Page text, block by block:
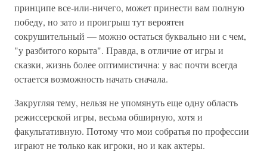
принципе все-или-ничего, может принести вам полную
победу, но зато и проигрыш тут вероятен
сокрушительный — можно остаться буквально ни с чем,
"у разбитого корыта". Правда, в отличие от игры и
сказки, жизнь более оптимистична: у вас почти всегда
остается возможность начать сначала.
Закругляя тему, нельзя не упомянуть еще одну область
режиссерской игры, весьма обширную, хотя и
факультативную. Потому что мои собратья по профессии
играют не только как игроки, но и как актеры.